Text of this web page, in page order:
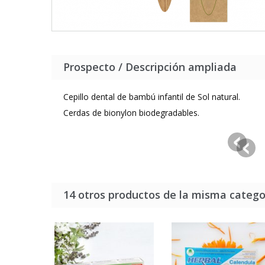
Prospecto / Descripción ampliada
Cepillo dental de bambú infantil de Sol natural.
Cerdas de bionylon biodegradables.
14 otros productos de la misma